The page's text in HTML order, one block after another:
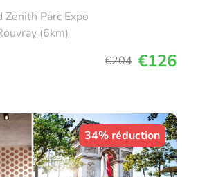
Parc Expo
(6km)
€204 €126
34% réduction